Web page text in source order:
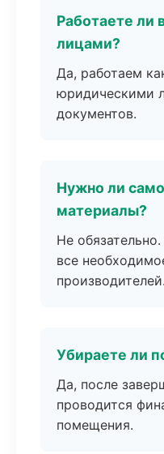
Работаете ли
лицами?
Да, работаем
юридическими
документов.
Нужно ли
материалы?
Не
все
производителей.
Убираете ли
Да, после
проводится
помещения.